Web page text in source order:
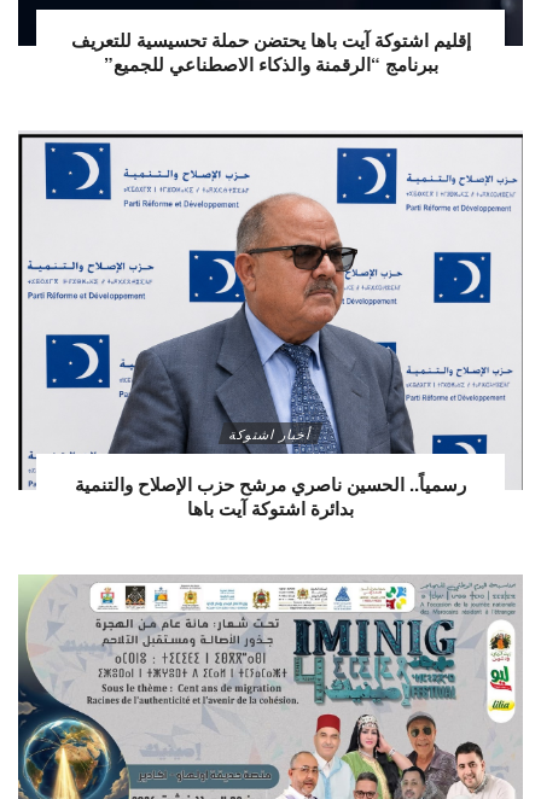
إقليم اشتوكة آيت باها يحتضن حملة تحسيسية للتعريف
ببرنامج “الرقمنة والذكاء الاصطناعي للجميع”
أخبار اشتوكة
رسمياً.. الحسين ناصري مرشح حزب الإصلاح والتنمية
بدائرة اشتوكة آيت باها